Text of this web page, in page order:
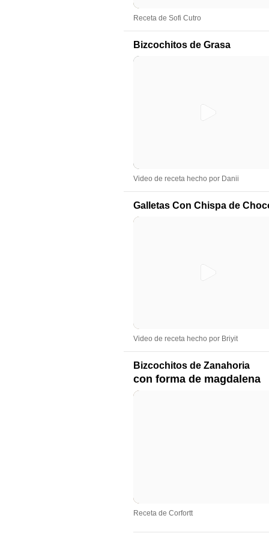
Receta de Sofi Cutro
Bizcochitos de Grasa
Video de receta hecho por Danii
Galletas Con Chispa de
Video de receta hecho por Briyit
Bizcochitos de Zanahoria
con forma de magdalena
Receta de Corfortt